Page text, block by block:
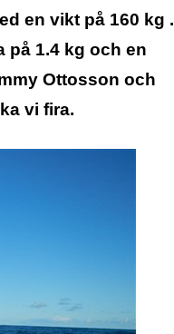
en vikt på 160 kg .
på 1.4 kg och en
Ottosson och
vi fira.